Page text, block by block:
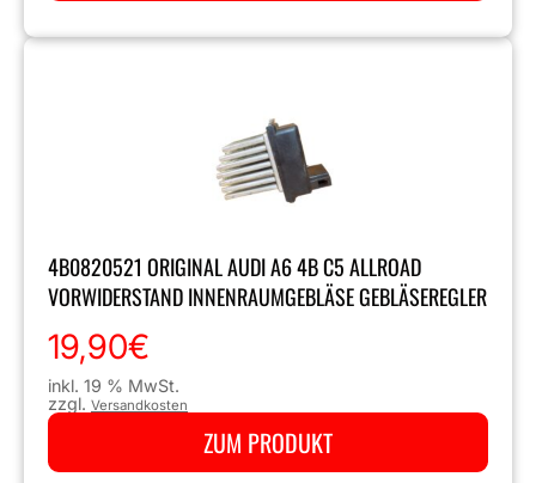
4B0820521 ORIGINAL AUDI A6 4B C5 ALLROAD
VORWIDERSTAND INNENRAUMGEBLÄSE GEBLÄSEREGLER
19,90€
inkl. 19 % MwSt.
zzgl. Versandkosten
ZUM PRODUKT